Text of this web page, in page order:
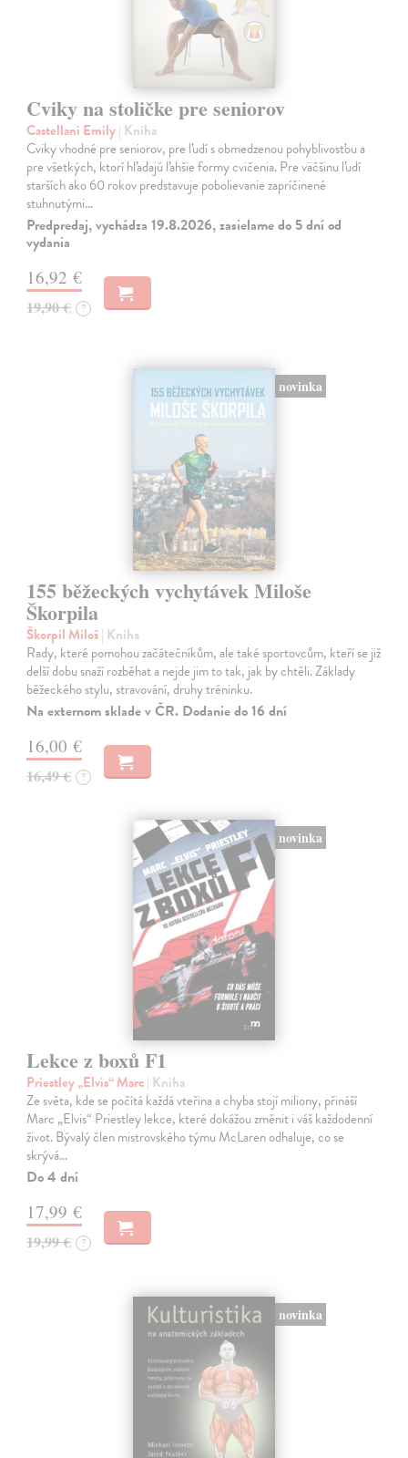
Cviky na stoličke pre seniorov
Castellani Emily| Kniha
Cviky vhodné pre seniorov, pre ľudí s obmedzenou pohyblivosťou a
pre všetkých, ktorí hľadajú ľahšie formy cvičenia. Pre väčšinu ľudí
starších ako 60 rokov predstavuje pobolievanie zapríčinené
stuhnutými…
Predpredaj, vychádza 19.8.2026, zasielame do 5 dní od
vydania
16,92 €
19,90 € ?
novinka
155 běžeckých vychytávek Miloše
Škorpila
Škorpil Miloš| Kniha
Rady, které pomohou začátečníkům, ale také sportovcům, kteří se již
delší dobu snaží rozběhat a nejde jim to tak, jak by chtěli. Základy
běžeckého stylu, stravování, druhy tréninku.
Na externom sklade v ČR. Dodanie do 16 dní
16,00 €
16,49 € ?
novinka
Lekce z boxů F1
Priestley „Elvis“ Marc| Kniha
Ze světa, kde se počítá každá vteřina a chyba stojí miliony, přináší
Marc „Elvis“ Priestley lekce, které dokážou změnit i váš každodenní
život. Bývalý člen mistrovského týmu McLaren odhaluje, co se
skrývá…
Do 4 dní
17,99 €
19,99 € ?
novinka